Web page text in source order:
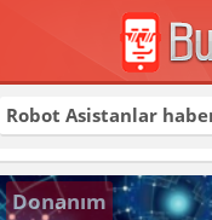
Robot Asistanlar
Donanım